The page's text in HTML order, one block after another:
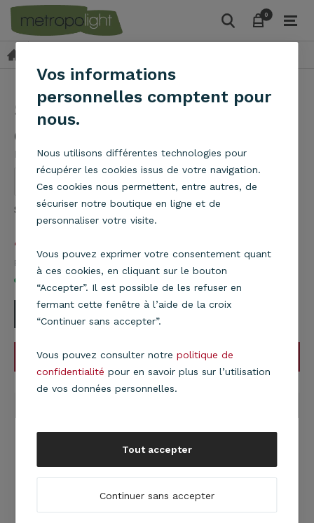
00
Suspension Club gris D 38
cm
Metropolight
Suspension Club gris D 38 cmEn savoir plus
42,90
Eco part 0,10
AJOUTER AU PANIER
aspect cuir retourné et le cylindre intérieur en PVC noir
Vos informations
personnelles comptent pour
nous.
Nous utilisons différentes technologies pour
récupérer les cookies issus de votre navigation.
Ces cookies nous permettent, entre autres, de
sécuriser notre boutique en ligne et de
personnaliser votre visite.
Vous pouvez exprimer votre consentement quant
à ces cookies, en cliquant sur le bouton
“Accepter”. Il est possible de les refuser en
fermant cette fenêtre à l’aide de la croix
“Continuer sans accepter”.
Vous pouvez consulter notrepolitique de
confidentialité pour en savoir plus sur l’utilisation
de vos données personnelles.
Continuer sans accepter
Tout accepter